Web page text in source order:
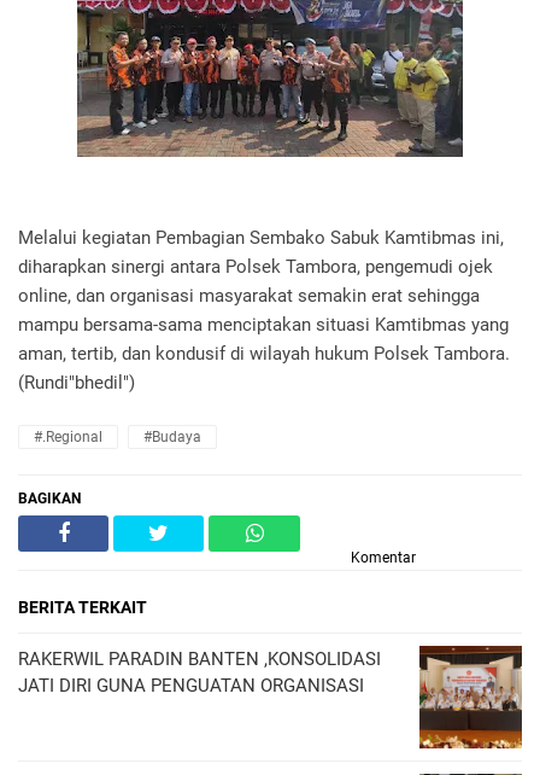
Melalui kegiatan Pembagian Sembako Sabuk Kamtibmas ini,
diharapkan sinergi antara Polsek Tambora, pengemudi ojek
online, dan organisasi masyarakat semakin erat sehingga
mampu bersama-sama menciptakan situasi Kamtibmas yang
aman, tertib, dan kondusif di wilayah hukum Polsek Tambora.
(Rundi"bhedil")
#.Regional #Budaya
BAGIKAN
Komentar
BERITA TERKAIT
RAKERWIL PARADIN BANTEN ,KONSOLIDASI
JATI DIRI GUNA PENGUATAN ORGANISASI